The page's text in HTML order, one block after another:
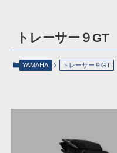
トレーサー９GT
YAMAHA トレーサー９GT